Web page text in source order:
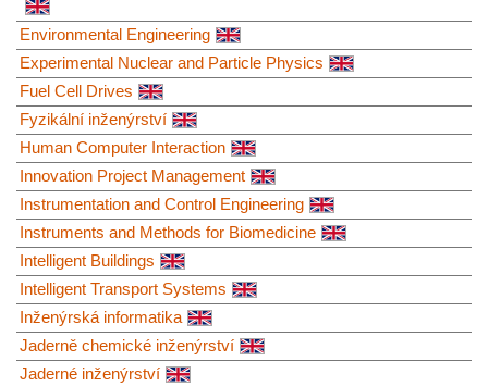
Environmental Engineering
Experimental Nuclear and Particle Physics
Fuel Cell Drives
Fyzikální inženýrství
Human Computer Interaction
Innovation Project Management
Instrumentation and Control Engineering
Instruments and Methods for Biomedicine
Intelligent Buildings
Intelligent Transport Systems
Inženýrská informatika
Jaderně chemické inženýrství
Jaderné inženýrství